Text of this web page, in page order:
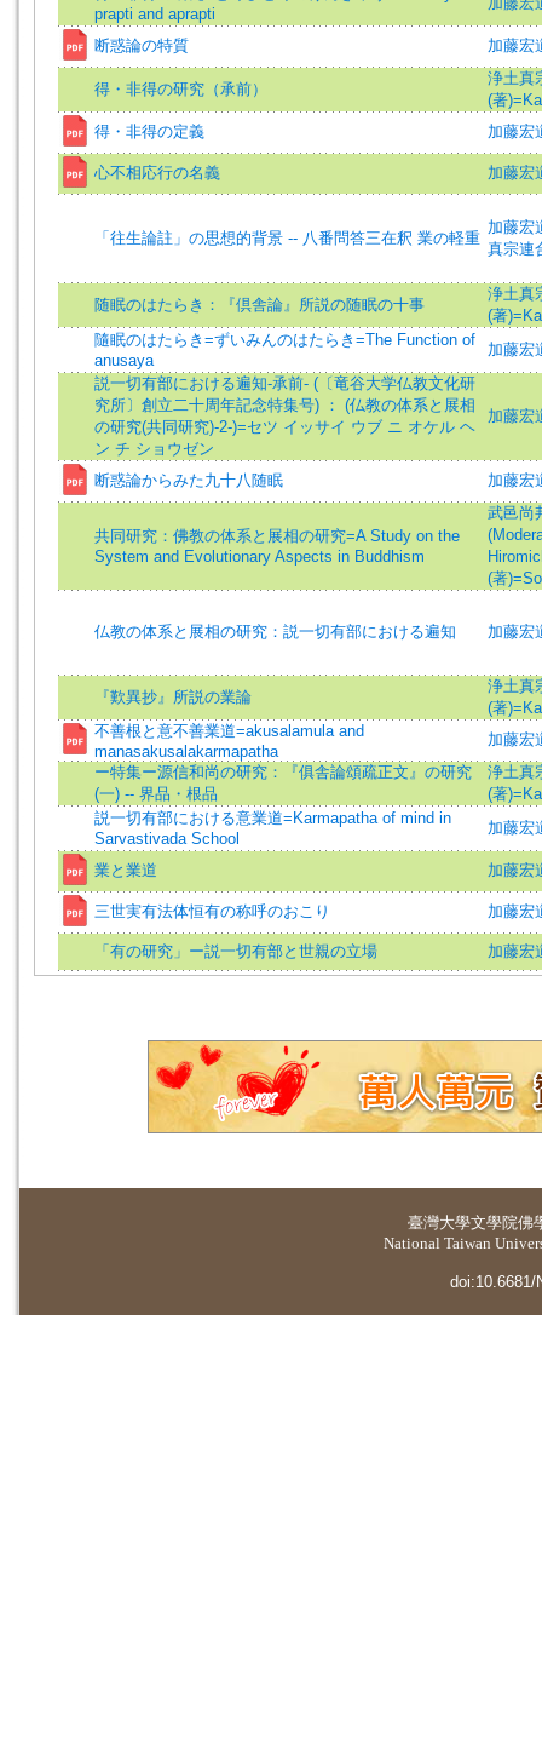
prapti and aprapti
断惑論の特質 加藤宏
得・非得の研究（承前）
浄土真
(著
得・非得の定義
加藤宏
心不相応行の名義 加藤宏
「往生論註」の思想的背景 -- 八番問答三在釈 業の軽重
加藤宏
真宗連
随眠のはたらき：『倶舎論』所説の随眠の十事
浄土真
(著
隨眠のはたらき=ずいみんのはたらき=The Function of
anusaya
加藤宏
説一切有部における遍知-承前- (〔竜谷大学仏教文化研
究所〕創立二十周年記念特集号) ： (仏教の体系と展相
の研究(共同研究)-2-)=セツ イッサイ ウブ ニ オケル ヘ
ン チ ショウゼン
加藤宏
断惑論からみた九十八随眠 加藤宏
共同研究：佛教の体系と展相の研究=A Study on the
System and Evolutionary Aspects in Buddhism
武邑尚
(著
仏教の体系と展相の研究：説一切有部における遍知 加藤宏
『歎異抄』所説の業論
浄土真
(著
不善根と意不善業道=akusalamula and
manasakusalakarmapatha
加藤宏
ー特集ー源信和尚の研究：『俱舎論頌疏正文』の研究
(一) -- 界品・根品
浄土真
(著
説一切有部における意業道=Karmapatha of mind in
Sarvastivada School
加藤宏
業と業道 加藤宏
三世実有法体恒有の称呼のおこり 加藤宏
「有の研究」ー説一切有部と世親の立場 加藤宏
臺灣大學文學院佛
National Taiwan
doi:10.6681/